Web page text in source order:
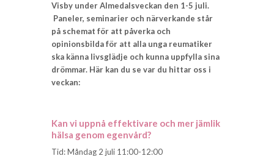
Visby under Almedalsveckan den 1-5 juli.
Paneler, seminarier och närverkande står
på schemat för att påverka och
opinionsbilda för att alla unga reumatiker
ska känna livsglädje och kunna uppfylla sina
drömmar. Här kan du se var du hittar oss i
veckan:
Kan vi uppnå effektivare och mer jämlik
hälsa genom egenvård?
Tid: Måndag 2 juli 11:00-12:00